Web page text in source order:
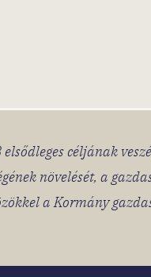
céljának
növelését, a
a Kormány